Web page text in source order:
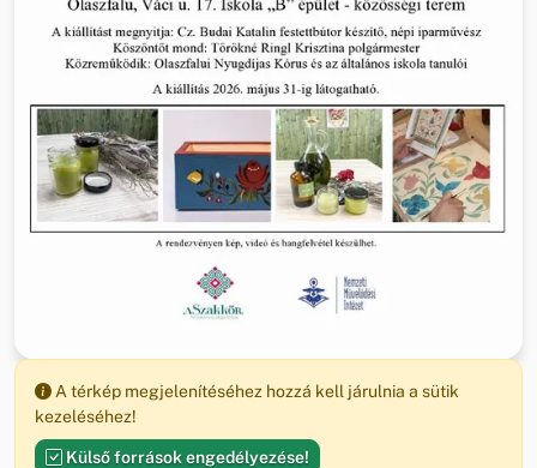
A térkép megjelenítéséhez hozzá kell járulnia a sütik
kezeléséhez!
Külső források engedélyezése!